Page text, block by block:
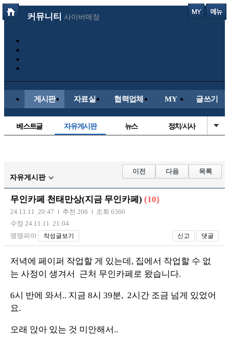
커뮤니티 사이버매장
게시판 자료실 협력업체 MY 글쓰기
베스트글 자유게시판 뉴스 정치/시사
해외축구
국내축구
자유게시판
이전 다음 목록
무인카페 천태만상(지금 무인카페) (10)
24.11.11 20:47 추천 206
조회 6360
수정 24.11.11 21:04
뎅뎅피아
작성글보기 신고 댓글
저녁에 페이퍼 작업할 게 있는데, 집에서 작업할 수 없
는 사정이 생겨서 근처 무인카페로 왔습니다.
6시 반에 와서.. 지금 8시 39분, 2시간 조금 넘게 있었어
요.
오래 앉아 있는 것 미안해서..